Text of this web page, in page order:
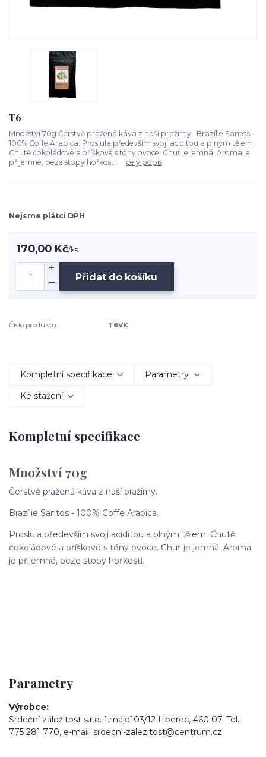
T6
Množství 70g Čerstvě pražená káva z naší pražírny. Brazílie Santos -
100% Coffe Arabica. Proslula především svojí aciditou a plným tělem.
Chutě čokoládové a oříškové s tóny ovoce. Chuť je jemná. Aroma je
přijemné, beze stopy hořkosti. celý popis
Nejsme plátci DPH
170,00 Kč/ks
Přidat do košíku
Číslo produktu: T6VK
Kompletní specifikace Parametry
Ke stažení
Kompletní specifikace
Množství 70g
Čerstvě pražená káva z naší pražírny.
Brazílie Santos - 100% Coffe Arabica.
Proslula především svojí aciditou a plným tělem. Chutě
čokoládové a oříškové s tóny ovoce. Chuť je jemná. Aroma
je přijemné, beze stopy hořkosti.
Parametry
Výrobce
Srdeční záležitost s.r.o. 1.máje103/12 Liberec, 460 07. Tel.:
775 281 770, e-mail: srdecni-zalezitost@centrum.cz